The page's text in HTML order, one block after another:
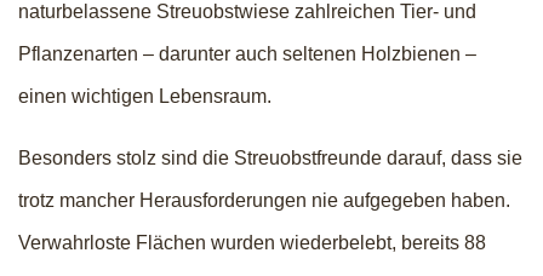
naturbelassene Streuobstwiese zahlreichen Tier- und
Pflanzenarten – darunter auch seltenen Holzbienen –
einen wichtigen Lebensraum.
Besonders stolz sind die Streuobstfreunde darauf, dass sie
trotz mancher Herausforderungen nie aufgegeben haben.
Verwahrloste Flächen wurden wiederbelebt, bereits 88